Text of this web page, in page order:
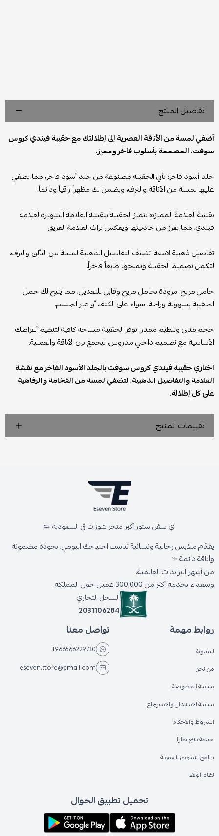
تفاصيل المنتج
أضفي لمسة من الأناقة العصرية إلى إطلالتك مع حقيبة فيندي كروس
سوفت، المصممة بأسلوب فاخر ومميز.
جلد أسود فاخر: تأتي الحقيبة مصنوعة من جلد أسود فاخر، مما يضفي
عليها لمسة من الأناقة والترف، ويضمن لك مظهراً راقياً ودائماً.
نقشة العلامة المميزة: تتميز الحقيبة بنقشة العلامة الشهيرة لعلامة
فيندي، مما يعزز من جاذبيتها ويعكس تراث العلامة العريق.
تفاصيل ذهبية لامعة: تضيف التفاصيل الذهبية لمسة من التألق والترف،
لتكمل تصميم الحقيبة وتمنحها طابعاً فاخراً.
حامل مريح: مزودة بحامل مريح وقابل للتعديل، مما يتيح لك حمل
الحقيبة بسهولة وراحة، سواء على الكتف أو عبر الجسم.
حجم مثالي وتنظيم ممتاز: توفر الحقيبة مساحة كافية لتنظيم أغراضك
الأساسية مع تصميم داخلي مدروس، ليجمع بين الأناقة والعملية.
اختاري حقيبة فيندي كروس سوفت بالجلد الأسود الفاخر مع نقشة
العلامة والتفاصيل الذهبية، لتضفي لمسة من الفخامة والرفاهية
على كل إطلالة.
تقييمات المنتج
اي سفن ستور أكبر متجر شوزات في السعودية 👟
يقدّم ملابس رجالية ونسائية تناسب احتياجك اليومي، بجودة مضمونة
وأناقة دائمة ✨
من أشهر البراندات العالمية،
وسعداء بخدمة أكثر من 300,000 عميل حول المملكة.
السجل التجاري
2031106284
روابط مهمة
المدونة
من نحن
سياسة الخصوصية
سياسة الاستبدال والاسترجاع
الشروط والاحكام
خدمة دفع تمارا
برنامج التسويق بالعمولة
نظام الولاء
تواصل معنا
+966566229730
eseven.store@gmail.com
تحميل تطبيق الجوال